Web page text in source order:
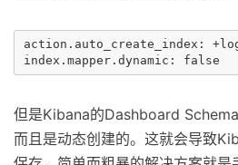
action.auto_create_index:
但是Kibana的Dashboard Schema
而且是动态创建的。这就会导致